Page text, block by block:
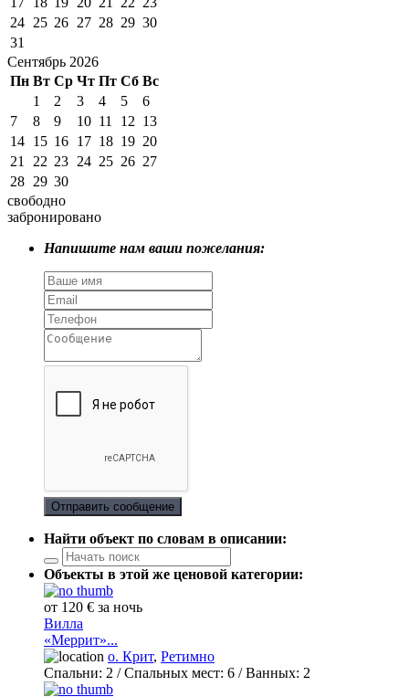
24 25 26 27 28 29 30
31
Сентябрь 2026
Пн Вт Ср Чт Пт Сб Вс
1
2 3 4 5
6
7
8 9 10 11 12 13
14 15 16 17 18 19 20
21
22 23 24 25 26 27
28 29 30
свободно
забронировано
Напишите нам ваши пожелания:
Отправить сообщение
Найти объект по словам в описании:
Объекты в этой же ценовой категории:
от 120 € за ночь
Вилла
«Меррит»...
о. Крит, Ретимно
Спальни: 2 / Спальных мест: 6 /Ванных: 2